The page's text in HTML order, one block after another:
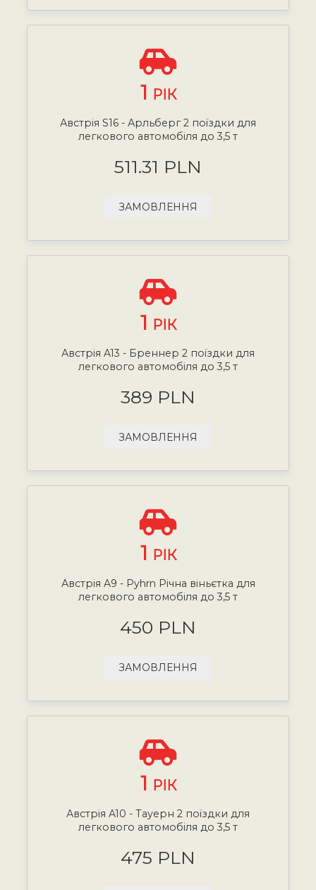
1 РІК
Австрія S16 - Арльберг 2 поїздки для
легкового автомобіля до 3,5 т
511.31 PLN
ЗАМОВЛЕННЯ
1 РІК
Австрія A13 - Бреннер 2 поїздки для
легкового автомобіля до 3,5 т
389 PLN
ЗАМОВЛЕННЯ
1 РІК
Австрія A9 - Pyhrn Річна віньєтка для
легкового автомобіля до 3,5 т
450 PLN
ЗАМОВЛЕННЯ
1 РІК
Австрія A10 - Тауерн 2 поїздки для
легкового автомобіля до 3,5 т
475 PLN